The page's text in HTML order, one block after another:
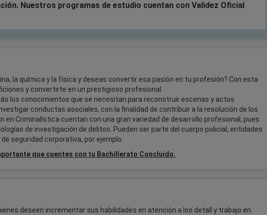
Nuestros programas de estudio cuentan con Validez Oficial
la química y la física y deseas convertir esa pasión en tu profesión? Con esta
y convertirte en un prestigioso profesional.
los conocimientos que se necesitan para reconstruir escenas y actos
conductas asociales, con la finalidad de contribuir a la resolución de los
en Criminalística cuentan con una gran variedad de desarrollo profesional, pues
de investigación de delitos. Pueden ser parte del cuerpo policial, entidades
seguridad corporativa, por ejemplo.
que cuentes con tu Bachillerato Concluido.
deseen incrementar sus habilidades en atención a los detall y trabajo en